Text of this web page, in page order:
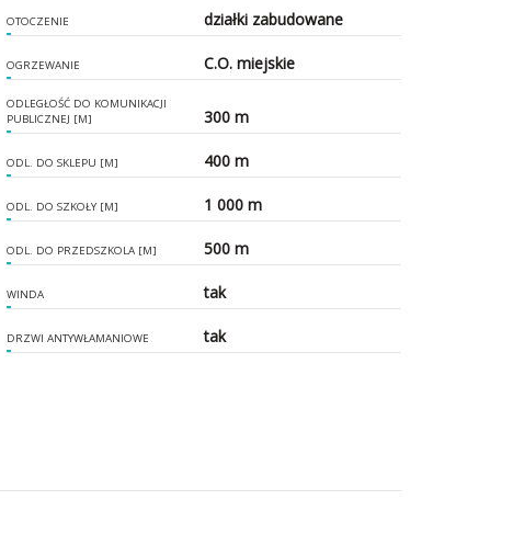
OTOCZENIE działki zabudowane
OGRZEWANIE C.O. miejskie
ODLEGŁOŚĆ DO KOMUNIKACJI
PUBLICZNEJ [M]
300 m
ODL. DO SKLEPU [M] 400 m
ODL. DO SZKOŁY [M] 1 000 m
ODL. DO PRZEDSZKOLA [M] 500 m
WINDA tak
DRZWI ANTYWŁAMANIOWE tak